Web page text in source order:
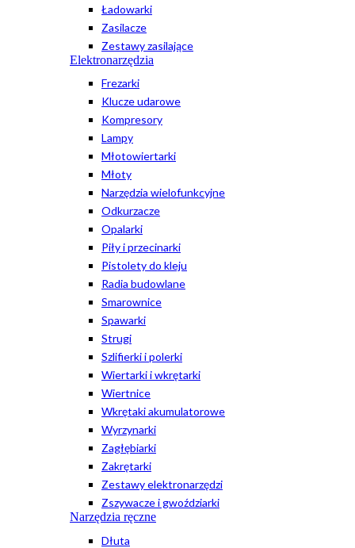
Ładowarki
Zasilacze
Zestawy zasilające
Elektronarzędzia
Frezarki
Klucze udarowe
Kompresory
Lampy
Młotowiertarki
Młoty
Narzędzia wielofunkcyjne
Odkurzacze
Opalarki
Piły i przecinarki
Pistolety do kleju
Radia budowlane
Smarownice
Spawarki
Strugi
Szlifierki i polerki
Wiertarki i wkrętarki
Wiertnice
Wkrętaki akumulatorowe
Wyrzynarki
Zagłębiarki
Zakrętarki
Zestawy elektronarzędzi
Zszywacze i gwoździarki
Narzędzia ręczne
Dłuta